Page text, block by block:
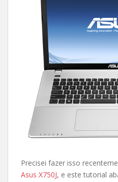
Precisei fazer isso
Asus X750J, e este tutorial